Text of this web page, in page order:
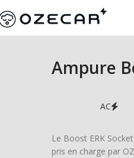
Ampure
AC
Le Boost ERK
pris en charge par